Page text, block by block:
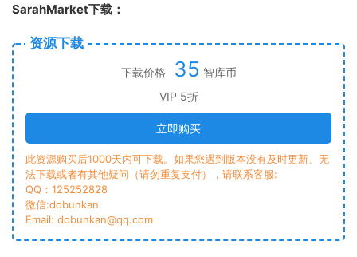
SarahMarket下载：
资源下载
下载价格 35 智库币
VIP 5折
立即购买
此资源购买后1000天内可下载。如果您遇到版本没有及时更新、无
法下载或者有其他疑问（请勿重复支付），请联系客服:
QQ：125252828
微信:dobunkan
Email: dobunkan@qq.com